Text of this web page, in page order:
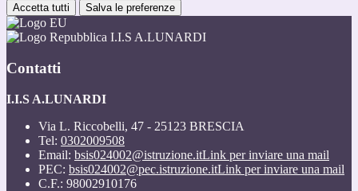
Accetta tutti Salva le preferenze
I.I.S A.LUNARDI
Contatti
I.I.S A.LUNARDI
Via L. Riccobelli, 47 - 25123 BRESCIA
Tel: 0302009508
Email: bsis024002@istruzione.itLink per inviare una mail
PEC: bsis024002@pec.istruzione.itLink per inviare una mail
C.F.: 98002910176